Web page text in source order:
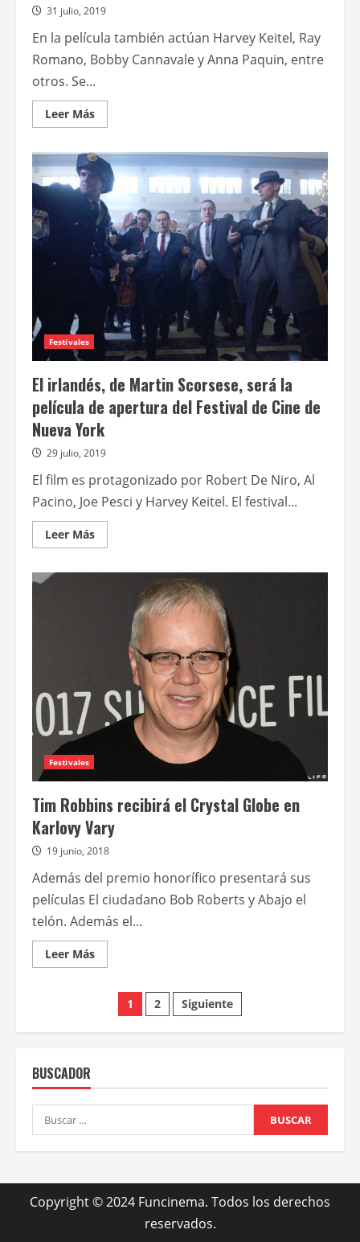
31 julio, 2019
En la película también actúan Harvey Keitel, Ray
Romano, Bobby Cannavale y Anna Paquin, entre
otros. Se...
Leer MásLeer
más
Martin
Scorsese
dirige
a
Robert
De
Niro,
Al
Pacino
y
Joe
Pesci
irlandés
Festivales
El irlandés, de Martin Scorsese, será la
película de apertura del Festival de Cine de
Nueva York
29 julio, 2019
El film es protagonizado por Robert De Niro, Al
Pacino, Joe Pesci y Harvey Keitel. El festival...
Leer MásLeer
más
Scorsese,
película
apertura
del
Festival
de
Cine
de
Festivales
Tim Robbins recibirá el Crystal Globe en
Karlovy Vary
19 junio, 2018
Además del premio honorífico presentará sus
películas El ciudadano Bob Roberts y Abajo el
telón. Además el...
Leer MásLeer
más
Robbins
recibirá
el
Vary
Paginación
de
1 2 Siguiente
BUSCADOR
Buscar:
Copyright © 2024 Funcinema. Todos los derechos
reservados.